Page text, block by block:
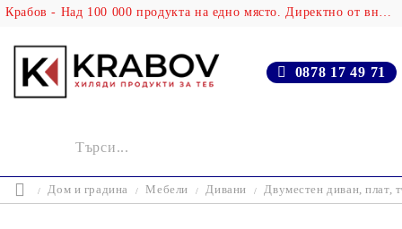
Крабов - Над 100 000 продукта на едно място. Директно от вносителя!
0878 17 49 71
Дом и градина Мебели Дивани Двуместен диван, плат,